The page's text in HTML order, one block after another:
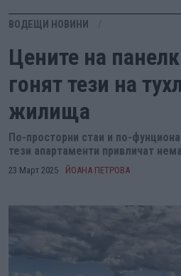
ВОДЕЩИ НОВИНИ
Цените на
гонят тези на
жилища
По-просторни стаи и по-
тези апартаменти привличат
23 Март 2025 ЙОАНА ПЕТРОВА